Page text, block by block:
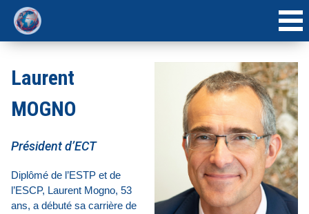
Laurent
MOGNO
Président d’ECT
Diplômé de l’ESTP et de
l’ESCP, Laurent Mogno, 53
ans, a débuté sa carrière de